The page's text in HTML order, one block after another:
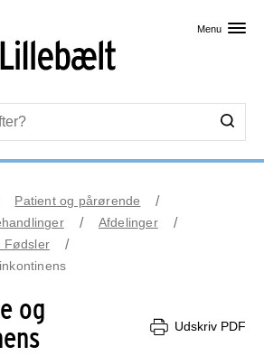
Menu
Patient og pårørende
Afdelinger
Fødsler
og
Udskriv PDF